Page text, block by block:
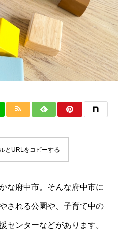
とURLをコピーする
な府中市。そんな府中市に
される公園や、子育て中の
センターなどがあります。